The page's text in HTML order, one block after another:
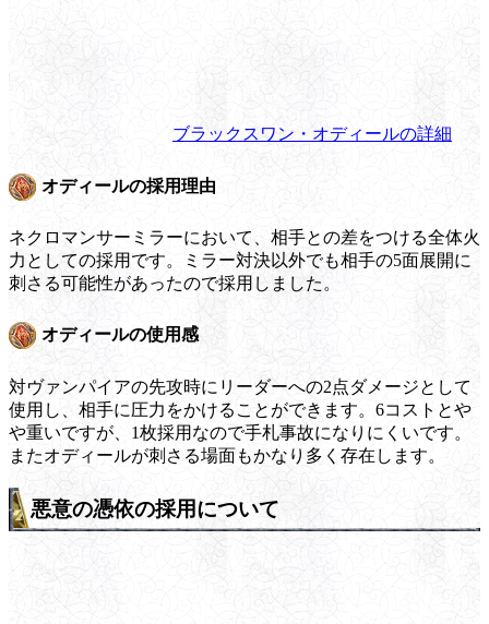
ブラックスワン・オディールの詳細
オディールの採用理由
ネクロマンサーミラーにおいて、相手との差をつける全体火
力としての採用です。ミラー対決以外でも相手の5面展開に
刺さる可能性があったので採用しました。
オディールの使用感
対ヴァンパイアの先攻時にリーダーへの2点ダメージとして
使用し、相手に圧力をかけることができます。6コストとや
や重いですが、1枚採用なので手札事故になりにくいです。
またオディールが刺さる場面もかなり多く存在します。
悪意の憑依の採用について